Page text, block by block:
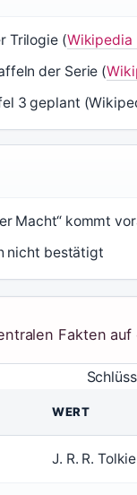
Trilogie (Wikipedia
der Serie (
3 geplant
Macht“ kommt
nicht bestätigt
Fakten auf
WERT
J. R. R.